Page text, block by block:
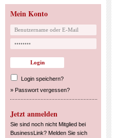
Mein Konto
Login speichern?
» Passwort vergessen?
Jetzt anmelden
Sie sind noch nicht Mitglied bei
BusinessLink? Melden Sie sich